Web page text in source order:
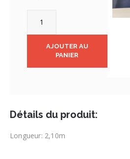
AJOUTER AU
PANIER
Détails du produit:
Longueur: 2,10m